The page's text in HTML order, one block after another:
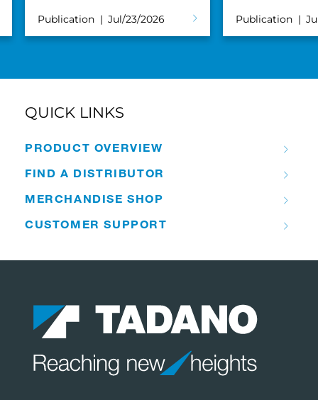
Publication Jul/23/2026 Publication
QUICK LINKS
PRODUCT OVERVIEW
FIND A DISTRIBUTOR
MERCHANDISE SHOP
CUSTOMER SUPPORT